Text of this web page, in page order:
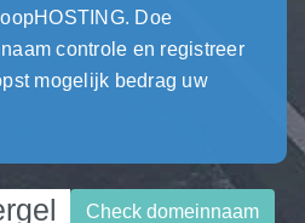
Doe
controle en registreer
mogelijk bedrag uw
Check domeinnaam